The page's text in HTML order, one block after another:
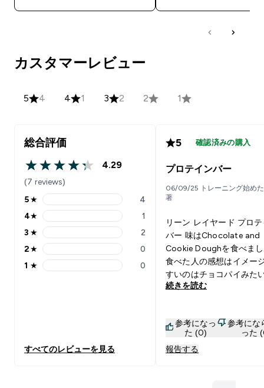
カスタマーレビュー
5 4 4 1 3 2 2 1
総合評価
4.29 out of 5 stars
4.29
(7 reviews)
5 stars rating 4 reviews
5★ 4
4 stars rating 1 reviews
4★ 1
3 stars rating 2 reviews
3 ★ 2
2 stars rating 0 reviews
2★ 0
1 stars rating 0 reviews
1 ★ 0
すべてのレビューを見る
5 確認済みの購入
プロテインバー
06/09/25 トレーニング始め
著
リーン レイヤード プロ
バー 味はChocolate and
Cookie Doughを食べま
食べた人の感想はイメー
すいのはチョコパイみた
ルボンシルベーヌ的なお
すぎには注意が必要かと
続きを読む
参考になっ
た (0)
参考にな
った
報告する